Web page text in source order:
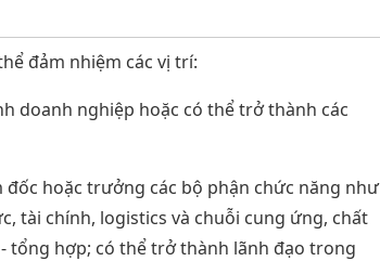
đảm nhiệm các vị trí:
doanh nghiệp hoặc có thể trở thành các
hoặc trưởng các bộ phận chức năng như
tài chính, logistics và chuỗi cung ứng, chất
tổng hợp; có thể trở thành lãnh đạo trong